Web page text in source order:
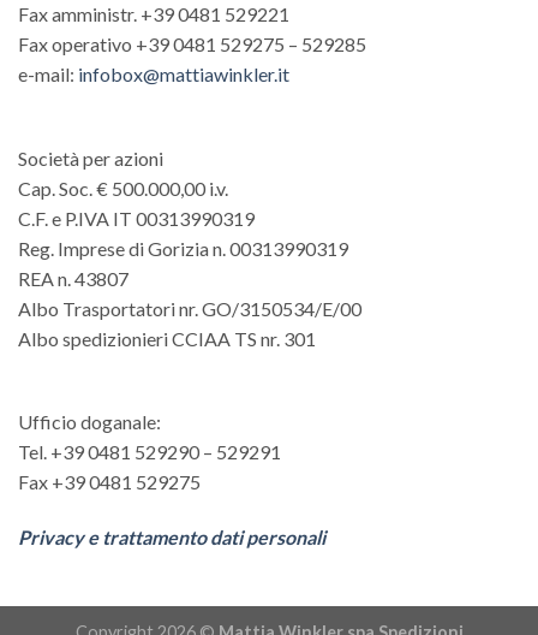
Fax amministr. +39 0481 529221
Fax operativo +39 0481 529275 – 529285
e-mail: infobox@mattiawinkler.it
Società per azioni
Cap. Soc. € 500.000,00 i.v.
C.F. e P.IVA IT 00313990319
Reg. Imprese di Gorizia n. 00313990319
REA n. 43807
Albo Trasportatori nr. GO/3150534/E/00
Albo spedizionieri CCIAA TS nr. 301
Ufficio doganale:
Tel. +39 0481 529290 – 529291
Fax +39 0481 529275
Privacy e trattamento dati personali